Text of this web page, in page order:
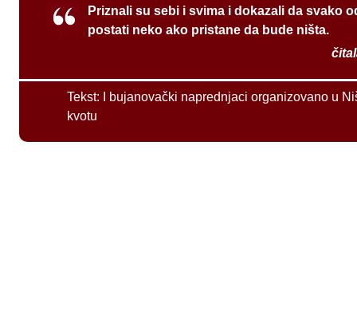
Priznali su sebi i svima i dokazali da svako
postati neko ako pristane da bude ništa.
Tekst:
I bujanovački naprednjaci organizovano u
kvotu